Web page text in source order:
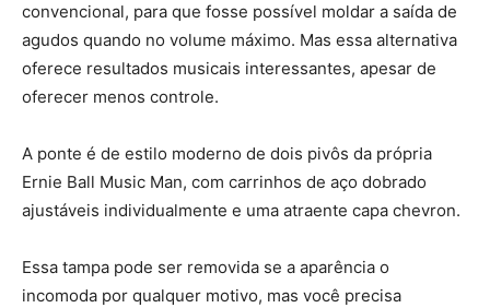
convencional, para que fosse possível moldar a saída de
agudos quando no volume máximo. Mas essa alternativa
oferece resultados musicais interessantes, apesar de
oferecer menos controle.
A ponte é de estilo moderno de dois pivôs da própria
Ernie Ball Music Man, com carrinhos de aço dobrado
ajustáveis individualmente e uma atraente capa chevron.
Essa tampa pode ser removida se a aparência o
incomoda por qualquer motivo, mas você precisa